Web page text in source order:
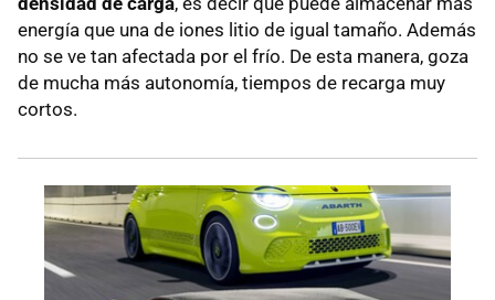
energía que una de iones litio de igual tamaño. Además
no se ve tan afectada por el frío. De esta manera, goza
de mucha más autonomía, tiempos de recarga muy
cortos.